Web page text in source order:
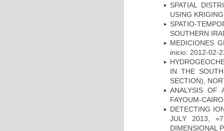
SPATIAL
USING
SPATIO-
SOUTHERN
MEDICIONES
inicio: 2012-02-
IN THE
SECTION),
ANALYSIS OF
FAYOUM-
DETECTING
JULY 2013,
DIMENSIONAL